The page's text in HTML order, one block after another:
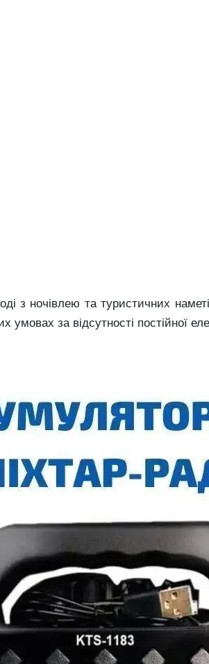
з ночівлею та туристичних
умовах за відсутності постійної